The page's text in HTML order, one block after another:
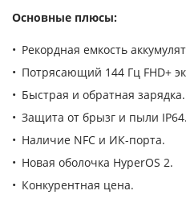
Основные плюсы:
Рекордная емкость
Потрясающий 144 Гц FHD+
Быстрая и обратная зарядка.
Защита от брызг и пыли IP64.
Наличие NFC и ИК-порта.
Новая оболочка HyperOS 2.
Конкурентная цена.